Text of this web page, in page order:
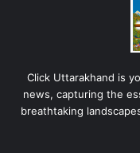
Click Uttarakhand is
news, capturing the
breathtaking